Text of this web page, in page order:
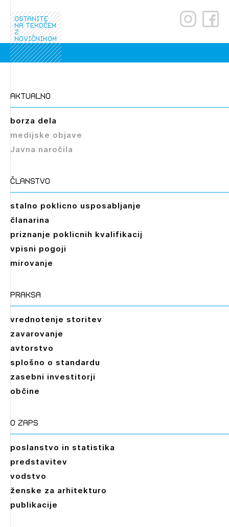
ostanite
na tekočem
z
novičnikom
aktualno
borza dela
medijske objave
Javna naročila
članstvo
stalno poklicno usposabljanje
članarina
priznanje poklicnih kvalifikacij
vpisni pogoji
mirovanje
praksa
vrednotenje storitev
zavarovanje
avtorstvo
splošno o standardu
zasebni investitorji
občine
O zaps
poslanstvo in statistika
predstavitev
vodstvo
ženske za arhitekturo
publikacije